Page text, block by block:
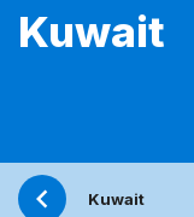
Kuwait
Kuwait